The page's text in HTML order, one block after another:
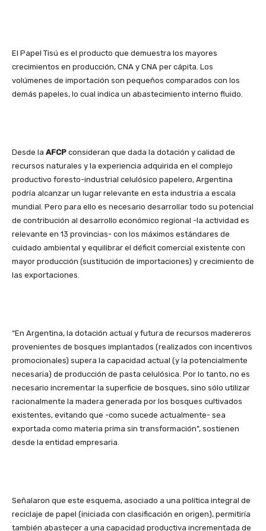
El Papel Tisú es el producto que demuestra los mayores
crecimientos en producción, CNA y CNA per cápita. Los
volúmenes de importación son pequeños comparados con los
demás papeles, lo cual indica un abastecimiento interno fluido.
Desde la AFCP consideran que dada la dotación y calidad de
recursos naturales y la experiencia adquirida en el complejo
productivo foresto-industrial celulósico papelero, Argentina
podría alcanzar un lugar relevante en esta industria a escala
mundial. Pero para ello es necesario desarrollar todo su potencial
de contribución al desarrollo económico regional -la actividad es
relevante en 13 provincias- con los máximos estándares de
cuidado ambiental y equilibrar el déficit comercial existente con
mayor producción (sustitución de importaciones) y crecimiento de
las exportaciones.
“En Argentina, la dotación actual y futura de recursos madereros
provenientes de bosques implantados (realizados con incentivos
promocionales) supera la capacidad actual (y la potencialmente
necesaria) de producción de pasta celulósica. Por lo tanto, no es
necesario incrementar la superficie de bosques, sino sólo utilizar
racionalmente la madera generada por los bosques cultivados
existentes, evitando que -como sucede actualmente- sea
exportada como materia prima sin transformación”, sostienen
desde la entidad empresaria.
Señalaron que este esquema, asociado a una política integral de
reciclaje de papel (iniciada con clasificación en origen), permitiría
también abastecer a una capacidad productiva incrementada de